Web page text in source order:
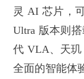
灵 AI 芯片，
Ultra 版本则
代 VLA、天玑
全面的智能体